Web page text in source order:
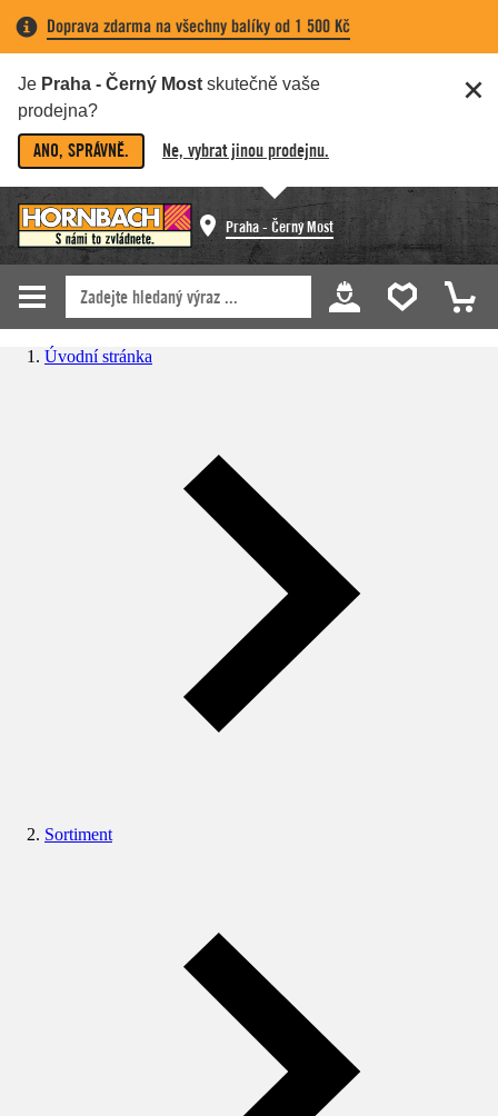
Doprava zdarma na všechny balíky od 1 500 Kč
Je Praha - Černý Most skutečně vaše
prodejna?
ANO, SPRÁVNĚ. Ne, vybrat jinou prodejnu.
Praha - Černý Most
Úvodní stránka
Sortiment